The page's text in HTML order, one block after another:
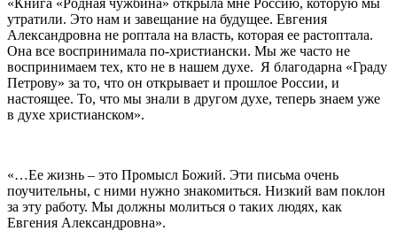
«Книга «Родная чужбина» открыла мне Россию, которую мы
утратили. Это нам и завещание на будущее. Евгения
Александровна не роптала на власть, которая ее растоптала.
Она все воспринимала по-христиански. Мы же часто не
воспринимаем тех, кто не в нашем духе. Я благодарна «Граду
Петрову» за то, что он открывает и прошлое России, и
настоящее. То, что мы знали в другом духе, теперь знаем уже
в духе христианском».
«…Ее жизнь – это Промысл Божий. Эти письма очень
поучительны, с ними нужно знакомиться. Низкий вам поклон
за эту работу. Мы должны молиться о таких людях, как
Евгения Александровна».